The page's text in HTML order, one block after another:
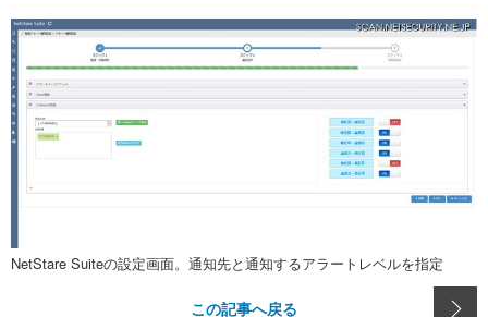
NetStare Suiteの設定画面。通知先と通知するアラートレベルを指定
この記事へ戻る